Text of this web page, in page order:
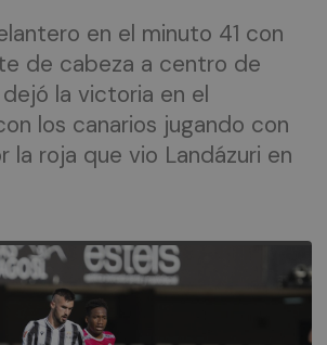
en el minuto 41 con
de cabeza a centro de
la victoria en el
los canarios jugando con
la roja que vio Landázuri en